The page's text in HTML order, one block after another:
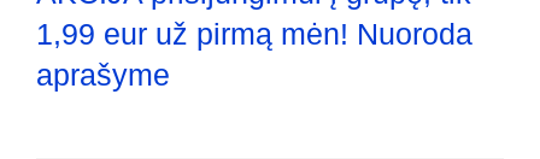
1,99 eur už pirmą mėn! Nuoroda
aprašyme